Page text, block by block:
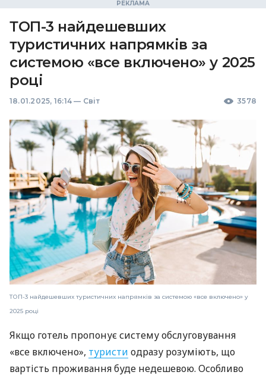
ТОП-3 найдешевших
туристичних напрямків за
системою «все включено» у 2025
році
18.01.2025, 16:14 — Світ 3578
ТОП-3 найдешевших туристичних напрямків за системою «все включено» у
2025 році
Якщо готель пропонує систему обслуговування
«все включено», туристи одразу розуміють, що
вартість проживання буде недешевою. Особливо